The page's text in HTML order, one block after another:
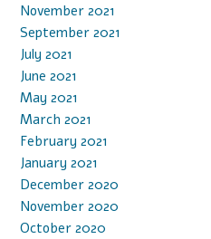
November 2021
September 2021
July 2021
June 2021
May 2021
March 2021
February 2021
January 2021
December 2020
November 2020
October 2020